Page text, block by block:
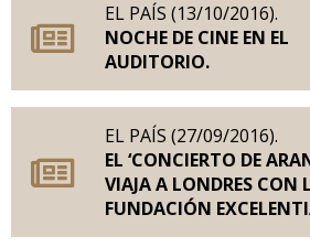
EL PAÍS (13/10/2016).
NOCHE DE CINE EN EL
AUDITORIO.
EL PAÍS (27/09/2016).
EL ‘CONCIERTO DE
VIAJA A LONDRES CON
FUNDACIÓN